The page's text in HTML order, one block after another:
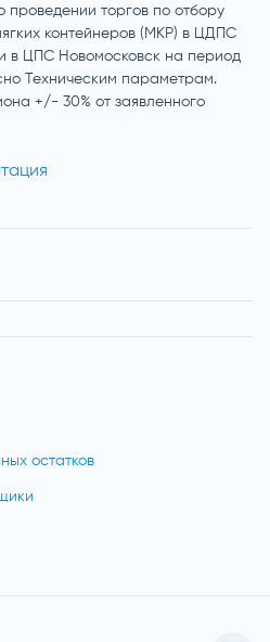
остатков
торгов по отбору
контейнеров (МКР) в ЦДПС
в ЦПС Новомосковск на период
Техническим параметрам.
+/- 30% от заявленного